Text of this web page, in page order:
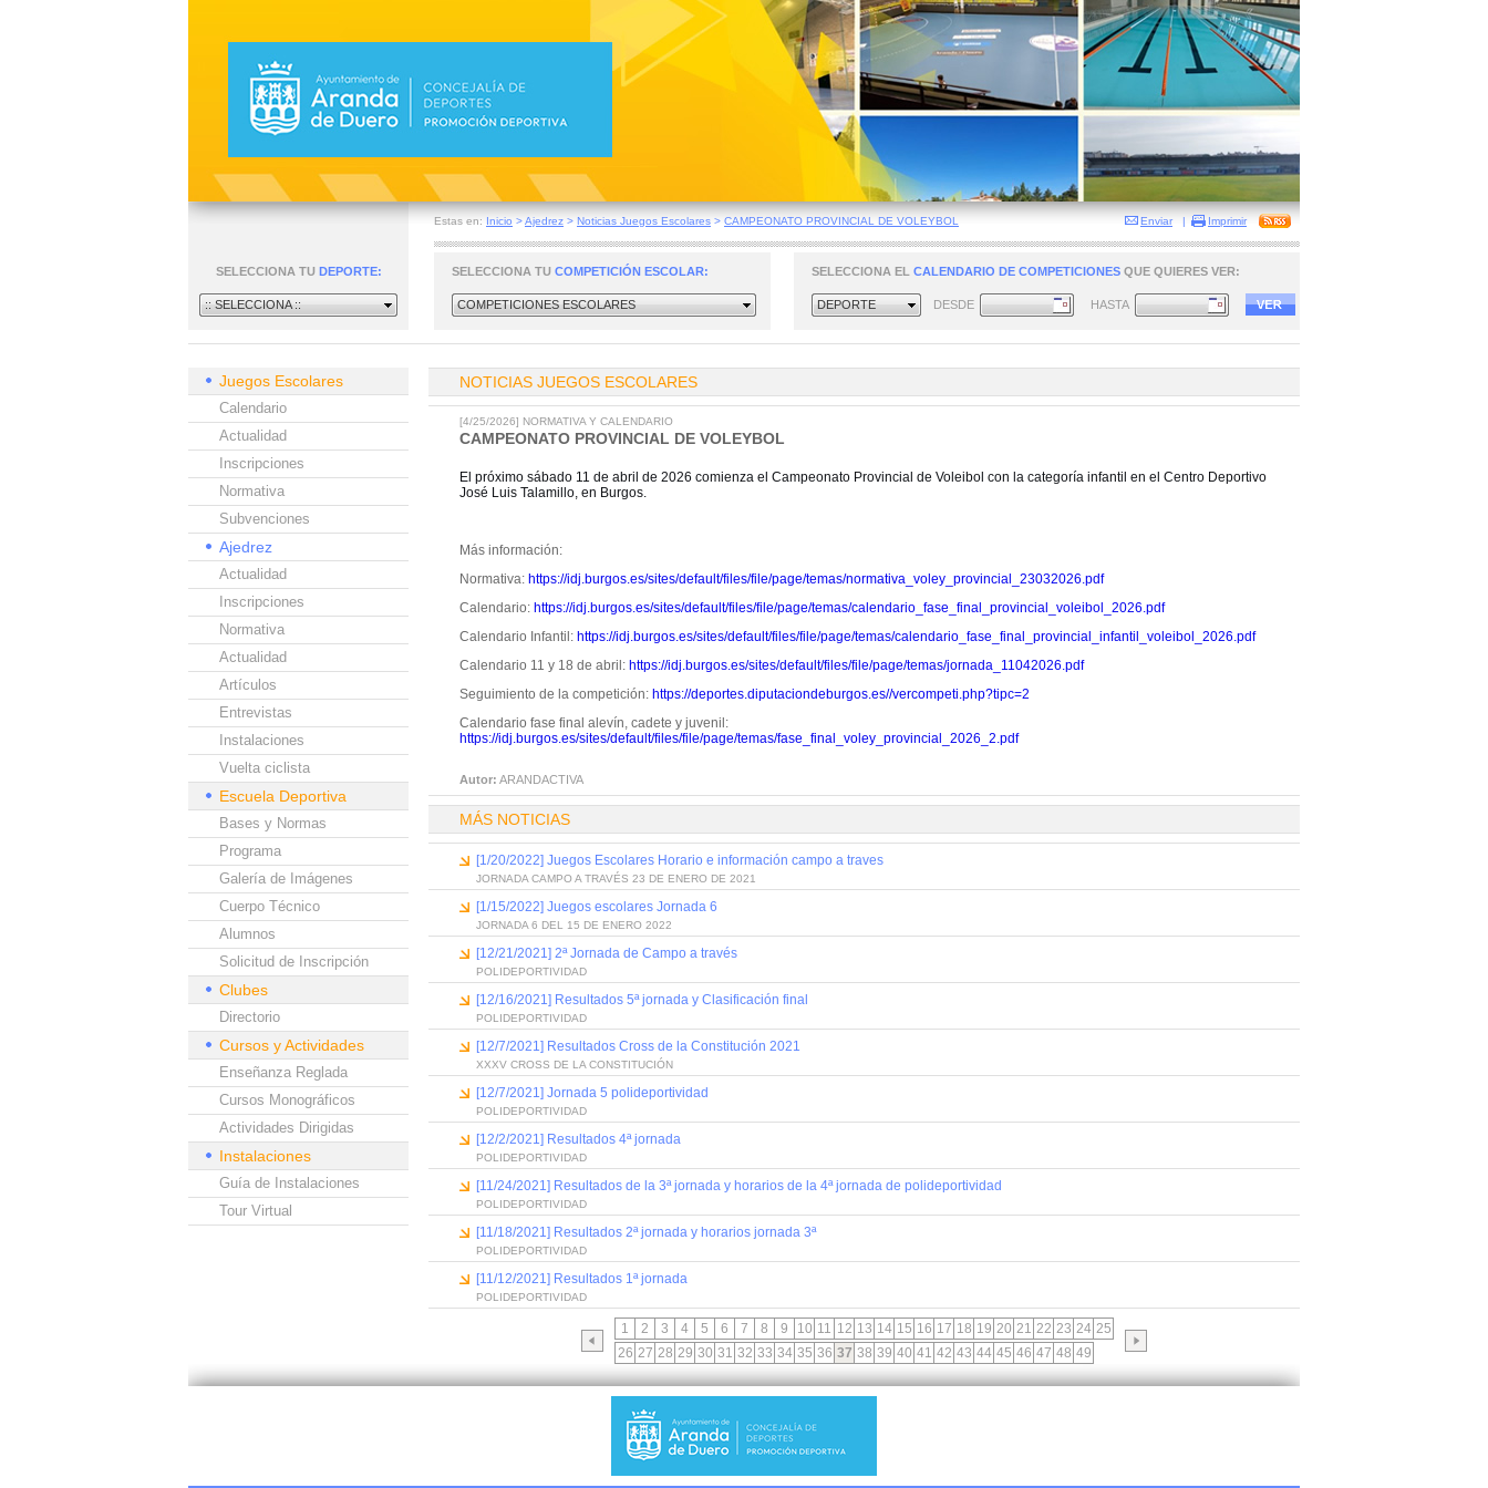
Estas en: Inicio >Ajedrez > Noticias Juegos Escolares > CAMPEONATO PROVINCIAL DE VOLEYBOL Enviar | Imprimir
SELECCIONA TU DEPORTE:
:: SELECCIONA ::
SELECCIONA TU COMPETICIÓN ESCOLAR:
COMPETICIONES ESCOLARES
SELECCIONA EL CALENDARIO DE COMPETICIONES QUE QUIERES VER:
DEPORTE DESDE HASTA
Juegos Escolares
Calendario
Actualidad
Inscripciones
Normativa
Subvenciones
Ajedrez
Actualidad
Inscripciones
Normativa
Actualidad
Artículos
Entrevistas
Instalaciones
Vuelta ciclista
Escuela Deportiva
Bases y Normas
Programa
Galería de Imágenes
Cuerpo Técnico
Alumnos
Solicitud de Inscripción
Clubes
Directorio
Cursos y Actividades
Enseñanza Reglada
Cursos Monográficos
Actividades Dirigidas
Instalaciones
Guía de Instalaciones
Tour Virtual
NOTICIAS JUEGOS ESCOLARES
[4/25/2026] NORMATIVA Y CALENDARIO
CAMPEONATO PROVINCIAL DE VOLEYBOL
El próximo sábado 11 de abril de 2026 comienza el Campeonato Provincial de Voleibol con la categoría infantil en el Centro Deportivo
José Luis Talamillo, en Burgos.
Más información:
Normativa: https://idj.burgos.es/sites/default/files/file/page/temas/normativa_voley_provincial_23032026.pdf
Calendario: https://idj.burgos.es/sites/default/files/file/page/temas/calendario_fase_final_provincial_voleibol_2026.pdf
Calendario Infantil: https://idj.burgos.es/sites/default/files/file/page/temas/calendario_fase_final_provincial_infantil_voleibol_2026.pdf
Calendario 11 y 18 de abril: https://idj.burgos.es/sites/default/files/file/page/temas/jornada_11042026.pdf
Seguimiento de la competición: https://deportes.diputaciondeburgos.es//vercompeti.php?tipc=2
Calendario fase final alevín, cadete y juvenil:
https://idj.burgos.es/sites/default/files/file/page/temas/fase_final_voley_provincial_2026_2.pdf
Autor: ARANDACTIVA
MÁS NOTICIAS
[1/20/2022] Juegos Escolares Horario e información campo a traves
JORNADA CAMPO A TRAVÉS 23 DE ENERO DE 2021
[1/15/2022] Juegos escolares Jornada 6
JORNADA 6 DEL 15 DE ENERO 2022
[12/21/2021] 2ª Jornada de Campo a través
POLIDEPORTIVIDAD
[12/16/2021] Resultados 5ª jornada y Clasificación final
POLIDEPORTIVIDAD
[12/7/2021] Resultados Cross de la Constitución 2021
XXXV CROSS DE LA CONSTITUCIÓN
[12/7/2021] Jornada 5 polideportividad
POLIDEPORTIVIDAD
[12/2/2021] Resultados 4ª jornada
POLIDEPORTIVIDAD
[11/24/2021] Resultados de la 3ª jornada y horarios de la 4ª jornada de polideportividad
POLIDEPORTIVIDAD
[11/18/2021] Resultados 2ª jornada y horarios jornada 3ª
POLIDEPORTIVIDAD
[11/12/2021] Resultados 1ª jornada
POLIDEPORTIVIDAD
1 2 3 4 5 6 7 8 9 10 11 12 13 14 15 16 17 18 19 20 21 22 23 24 25
26 27 28 29 30 31 32 33 34 35 36 37 38 39 40 41 42 43 44 45 46 47 48 49